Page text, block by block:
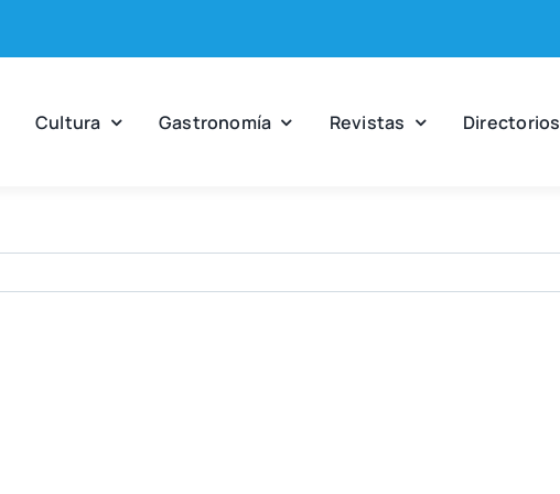
Cul­tu­ra Gas­tro­no­mía Revis­tas Direc­to­rios